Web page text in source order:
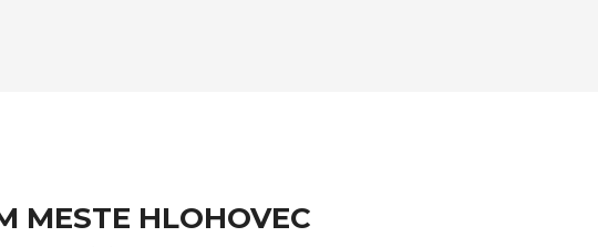
MESTE HLOHOVEC